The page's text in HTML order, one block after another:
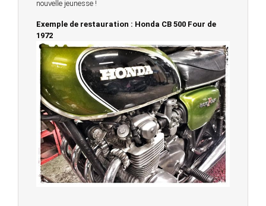
nouvelle jeunesse !
Exemple de restauration : Honda CB 500 Four de
1972